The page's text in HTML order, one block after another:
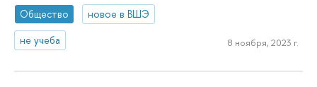
Общество
новое в ВШЭ
не учеба
8 ноября, 2023 г.